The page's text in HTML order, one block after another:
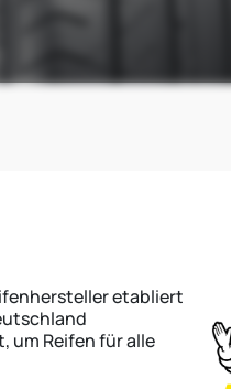
etabliert
um Reifen für alle